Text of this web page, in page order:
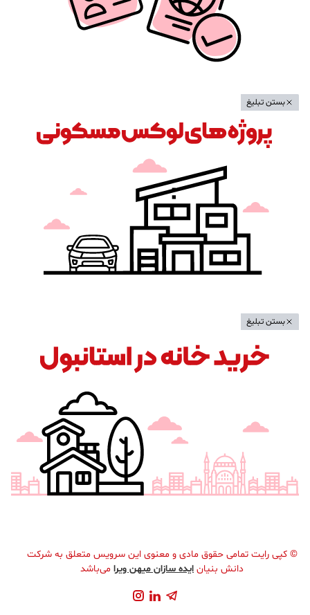
بستن تبلیغ
بستن تبلیغ
© کپی رایت تمامی حقوق مادی و معنوی این سرویس متعلق به شرکت
دانش بنیان ایده سازان میهن ویرا می‌باشد